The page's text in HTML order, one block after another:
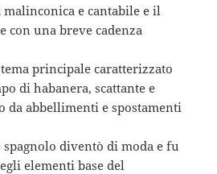
e cantabile e il
con una breve cadenza
principale caratterizzato
di habanera, scattante e
da abbellimenti e spostamenti
diventò di moda e fu
elementi base del